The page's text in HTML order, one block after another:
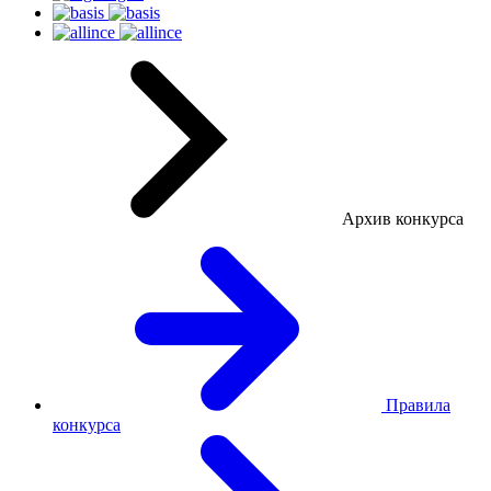
Архив конкурса
Правила
конкурса